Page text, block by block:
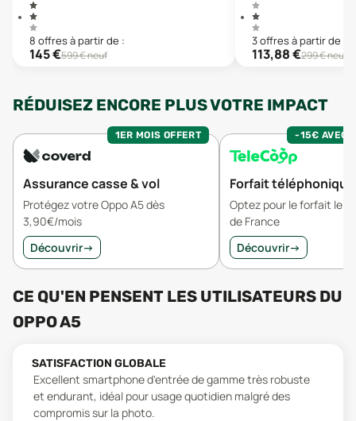
8 offresà partir de :
145€599€ neuf
3offresà partir de :
113,88€299€ neuf
RÉDUISEZ ENCORE PLUS VOTRE IMPACT
1ER MOIS OFFERT
Assurance casse & vol
Protégez votre Oppo A5 dès
3,90€/mois
Découvrir→
-15€ AVEC
Forfait téléphonique
Optez pour le forfait le
de France
Découvrir→
CE QU'EN PENSENT LES UTILISATEURS DU
OPPO A5
SATISFACTION GLOBALE
Excellent smartphone d'entrée de gamme très robuste
et endurant, idéal pour usage quotidien malgré des
compromis sur la photo.